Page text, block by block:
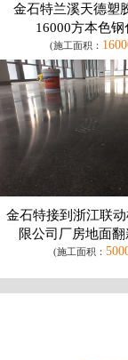
金石特兰溪天德塑
16000方本色钢
(施工面积：
金石特接到浙江联
限公司厂房地面
(施工面积：